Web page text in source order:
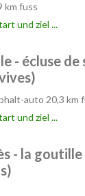
km fuss
und ziel ...
- écluse de
auto 20,3 km
und ziel ...
- la